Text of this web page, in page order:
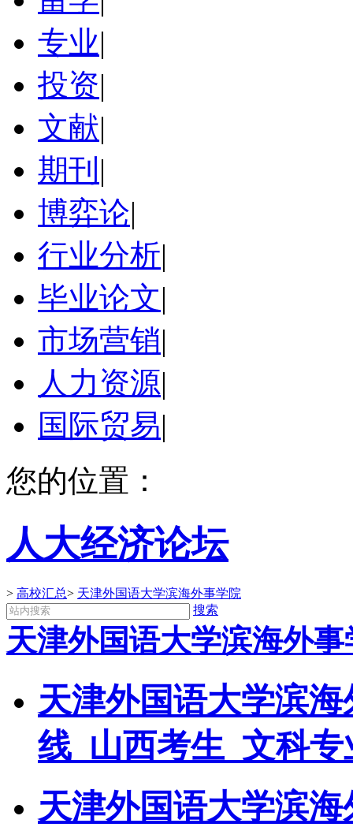
专业|
投资|
文献|
期刊 |
博弈论|
行业分析|
毕业论文|
市场营销|
人力资源|
国际贸易|
您的位置：
人大经济论坛
> 高校汇总> 天津外国语大学滨海外事学院
搜索
天津外国语大学滨海外事
天津外国语大学滨
线_山西考生_文科
天津外国语大学滨